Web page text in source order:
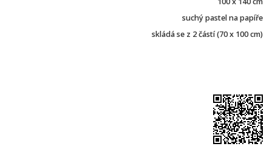
suchý pastel na papíře
skládá se z 2 částí (70 x 100 cm)